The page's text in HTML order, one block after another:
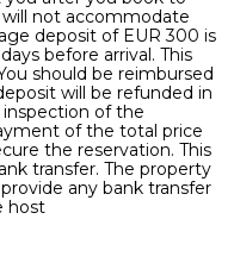
not accommodate
deposit of EUR 300 is
before arrival. This
should be reimbursed
will be refunded in
inspection of the
of the total price
the reservation. This
transfer. The property
any bank transfer
host